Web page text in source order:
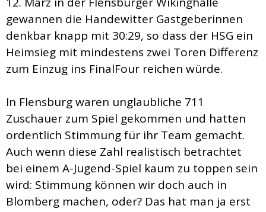
gewannen die Handewitter Gastgeberinnen
denkbar knapp mit 30:29, so dass der HSG ein
Heimsieg mit mindestens zwei Toren Differenz
zum Einzug ins FinalFour reichen würde.
In Flensburg waren unglaubliche 711
Zuschauer zum Spiel gekommen und hatten
ordentlich Stimmung für ihr Team gemacht.
Auch wenn diese Zahl realistisch betrachtet
bei einem A-Jugend-Spiel kaum zu toppen sein
wird: Stimmung können wir doch auch in
Blomberg machen, oder? Das hat man ja erst